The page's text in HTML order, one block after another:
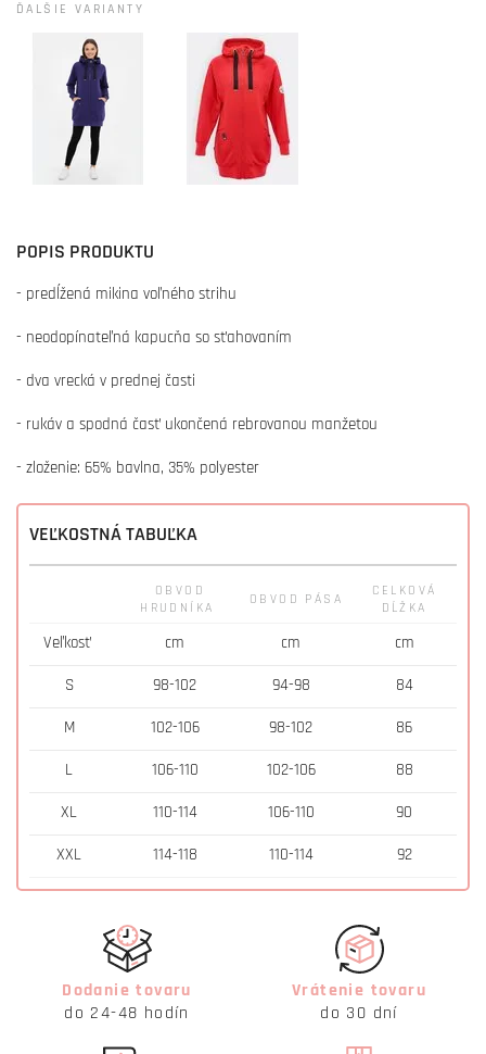
ĎALŠIE VARIANTY
VEĽKOSTNÁ TABUĽKA
OBVOD
HRUDNÍKA
OBVOD PÁSA
CELKOVÁ
DĹŽKA
Veľkosť cm cm cm
S 98-102 94-98 84
M 102-106 98-102 86
L 106-110 102-106 88
XL 110-114 106-110 90
XXL 114-118 110-114 92
POPIS PRODUKTU
- predĺžená mikina voľného strihu
- neodopínateľná kapucňa so sťahovaním
- dva vrecká v prednej časti
- rukáv a spodná časť ukončená rebrovanou manžetou
- zloženie: 65% bavlna, 35% polyester
Dodanie tovaru
do 24-48 hodín
Vrátenie tovaru
do 30 dní